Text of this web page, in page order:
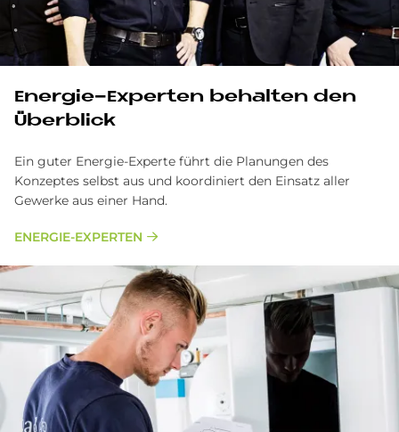
En­er­gie-Ex­per­ten be­hal­ten den
Über­bli­ck
Ein guter Energie-Experte führt die Planungen des
Konzeptes selbst aus und koordiniert den Einsatz aller
Gewerke aus einer Hand.
ENERGIE-EXPERTEN